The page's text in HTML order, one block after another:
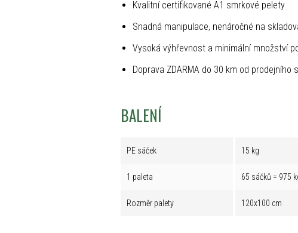
Kvalitní certifikované A1 smrkové pelety
Snadná manipulace, nenáročné na
Vysoká výhřevnost a minimální množství
Doprava ZDARMA do 30 km od prodejního
BALENÍ
PE sáček 15 kg
1 paleta 65 sáčků = 975
Rozměr palety 120x100 cm